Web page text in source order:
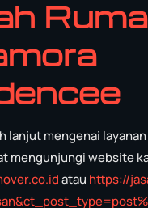
lanjut mengenai
mengunjungi website
atau https://